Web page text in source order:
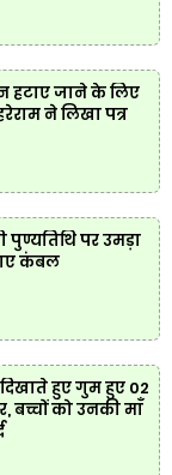
हटाए जाने के लिए
ने लिखा पत्र
पुण्यतिथि पर उमड़ा
कंबल
दिखाते हुए गुम हुए 02
बच्चों को उनकी माँ